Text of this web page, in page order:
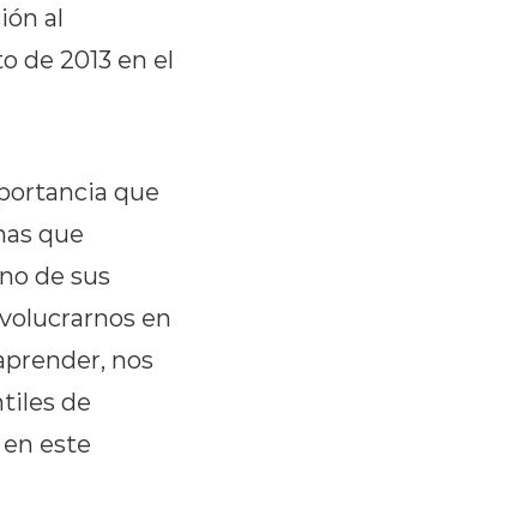
al
de 2013 en el
que
que
de sus
en
nos
de
este